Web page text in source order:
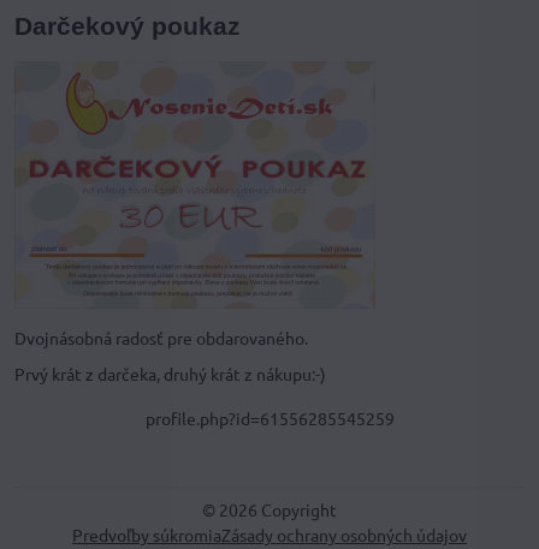
Darčekový poukaz
Dvojnásobná radosť pre obdarovaného.
Prvý krát z darčeka, druhý krát z nákupu:-)
profile.php?id=61556285545259
© 2026 Copyright
Predvoľby súkromiaZásady ochrany osobných údajov